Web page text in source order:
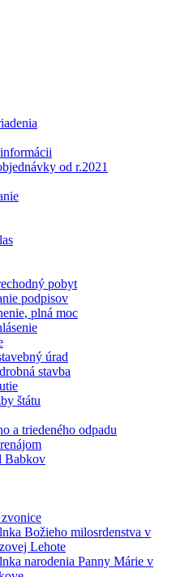
od r.2021
pobyt
podpisov
plná moc
úrad
stavba
štátu
a triedeného odpadu
Babkov
Božieho milosrdenstva v
Lehote
narodenia Panny Márie v